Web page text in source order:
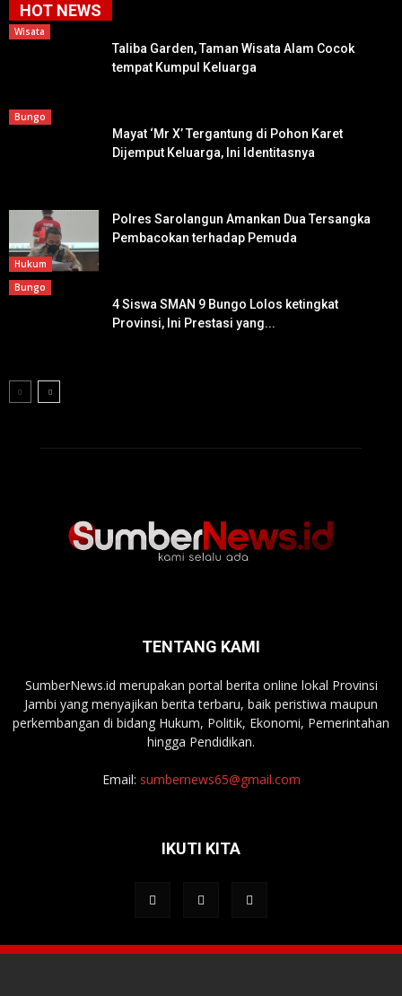
HOT NEWS
Wisata
Taliba Garden, Taman Wisata Alam Cocok
tempat Kumpul Keluarga
Bungo
Mayat ‘Mr X’ Tergantung di Pohon Karet
Dijemput Keluarga, Ini Identitasnya
Hukum
Polres Sarolangun Amankan Dua Tersangka
Pembacokan terhadap Pemuda
Bungo
4 Siswa SMAN 9 Bungo Lolos ketingkat
Provinsi, Ini Prestasi yang...
TENTANG KAMI
SumberNews.id merupakan portal berita online lokal Provinsi
Jambi yang menyajikan berita terbaru, baik peristiwa maupun
perkembangan di bidang Hukum, Politik, Ekonomi, Pemerintahan
hingga Pendidikan.
Email: sumbernews65@gmail.com
IKUTI KITA